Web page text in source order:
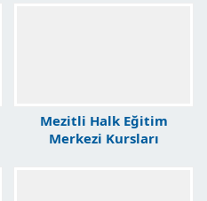
Mezitli Halk Eğitim
Merkezi Kursları